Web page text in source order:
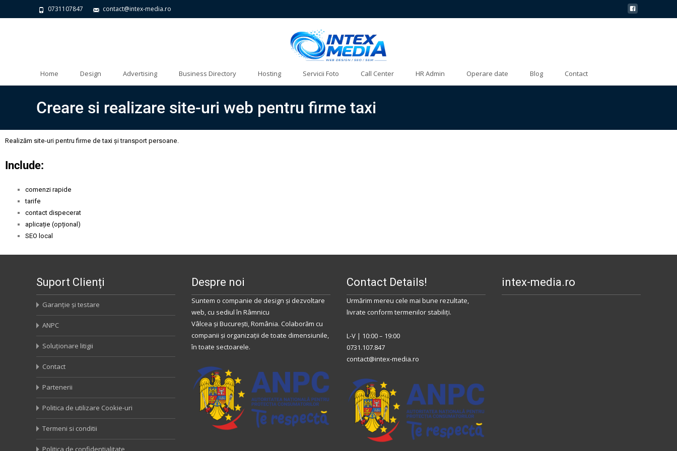
0731107847 contact@intex-media.ro
Home Design Advertising Business Directory Hosting Servicii Foto Call Center HR Admin Operare date Blog Contact
Creare si realizare site-uri web pentru firme taxi
Realizăm site-uri pentru firme de taxi și transport persoane.
Include:
comenzi rapide
tarife
contact dispecerat
aplicație (opțional)
SEO local
Suport Clienți
Garanție și testare
ANPC
Soluționare litigii
Contact
Partenerii
Politica de utilizare Cookie-uri
Termeni si conditii
Politica de confidentialitate
Despre noi
Suntem o companie de design și dezvoltare
web, cu sediulîn Râmnicu
Vâlcea și București,România. Colaborăm cu
companii și organizații de toate dimensiunile,
în toate sectoarele.
Contact Details!
Urmărim mereu cele mai bune rezultate,
livrate conform termenilor stabiliţi.
L-V | 10:00 – 19:00
0731.107.847
contact@intex-media.ro
intex-media.ro